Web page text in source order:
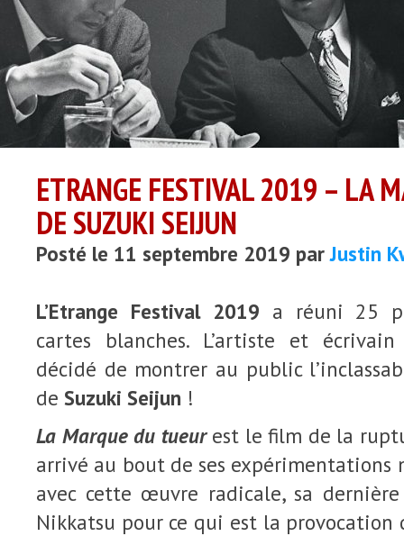
ETRANGE FESTIVAL 2019 – LA
DE SUZUKI SEIJUN
Posté le 11 septembre 2019 parJustin
L’Etrange Festival 2019 a réuni 25
cartes blanches. L’artiste et
décidé de montrer au public
de Suzuki Seijun !
La Marque du tueurest le film de la
arrivé au bout de ses expérimentations
avec cette œuvre radicale, sa
Nikkatsu pour ce qui est la